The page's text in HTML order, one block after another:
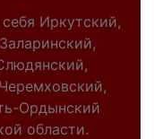
Иркутский,
Ордынский
области.